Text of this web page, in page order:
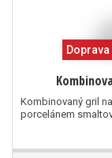
Kombinovaný gril
porcelánem